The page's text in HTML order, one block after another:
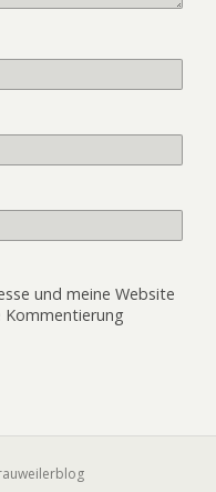
und meine Website
Kommentierung